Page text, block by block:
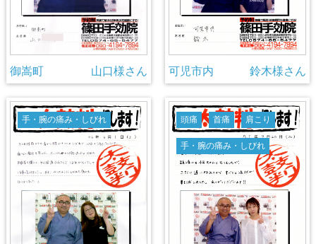
御嵩町 山口様さん 可児市内 鈴木様さん
手・腕の痛み・しびれ 頭痛 首痛 肩こり
手・腕の痛み・しびれ